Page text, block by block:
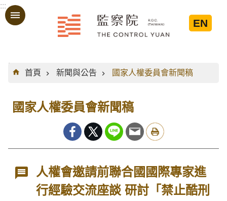
跳到主要內容區塊
:::
EN
:::
首頁
新聞與公告 國家人權委員會新聞稿
國家人權委員會新聞稿
人權會邀請前聯合國國際專家進
行經驗交流座談 研討「禁止酷刑